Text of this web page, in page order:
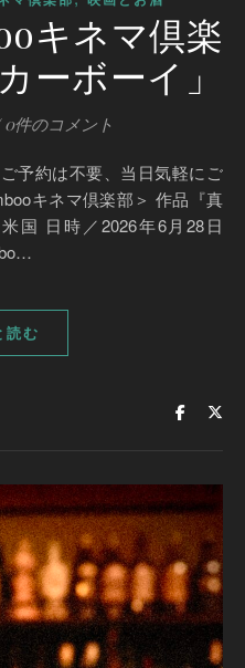
キネマ倶楽
ーボーイ」
0件のコメント
キネマ倶楽部＞ 作品『真
国 日時／2026年6月28日
読む